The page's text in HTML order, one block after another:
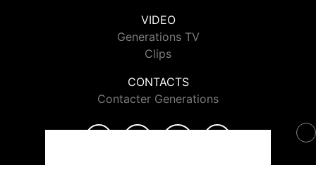
VIDEO
Generations TV
Clips
CONTACTS
Contacter Generations